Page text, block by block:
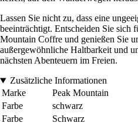
Lassen Sie nicht zu, dass eine
beeinträchtigt. Entscheiden Sie sich
Mountain Coffre und genießen Sie
außergewöhnliche Haltbarkeit und
nächsten Abenteuern im Freien.
Zusätzliche Informationen
Marke
Peak Mountain
Farbe
schwarz
Farbe
Schwarz